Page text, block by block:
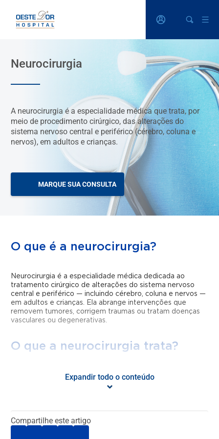
Neurocirurgia
A neurocirurgia é a especialidade médica que trata, por
meio de procedimento cirúrgico, das alterações do
sistema nervoso central e periférico (cérebro, coluna e
nervos), em adultos e crianças.
MARQUE SUA CONSULTA
O que é a neurocirurgia?
Neurocirurgia é a especialidade médica dedicada ao
tratamento cirúrgico de alterações do sistema nervoso
central e periférico — incluindo cérebro, coluna e nervos —
em adultos e crianças. Ela abrange intervenções que
removem tumores, corrigem traumas ou tratam doenças
vasculares ou degenerativas.
O que a neurocirurgia trata?
A neurocirurgia atua em condições como: tumores
cerebrais ou da coluna, aneurismas, traumatismos
como Parkinson e dores crônicas.
Expandir todo o conteúdo
Compartilhe este artigo